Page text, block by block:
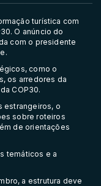
turística com
O anúncio do
com o presidente
como o
os arredores da
COP30.
estrangeiros, o
sobre roteiros
de orientações
temáticos e a
a estrutura deve